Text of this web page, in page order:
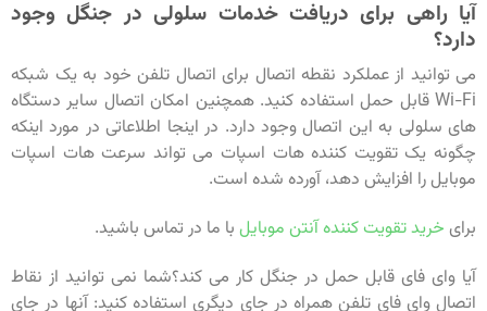
آیا راهی برای دریافت خدمات سلولی در جنگل وجود
دارد؟
می توانید از عملکرد نقطه اتصال برای اتصال تلفن خود به یک شبکه
Wi-Fi قابل حمل استفاده کنید. همچنین امکان اتصال سایر دستگاه
های سلولی به این اتصال وجود دارد. در اینجا اطلاعاتی در مورد اینکه
چگونه یک تقویت کننده هات اسپات می تواند سرعت هات اسپات
موبایل را افزایش دهد، آورده شده است.
برای خرید تقویت کننده آنتن موبایل با ما در تماس باشید.
آیا وای فای قابل حمل در جنگل کار می کند؟شما نمی توانید از نقاط
اتصال وای فای تلفن همراه در جای دیگری استفاده کنید: آنها در جای